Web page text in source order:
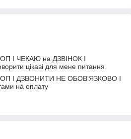
I ЧЕКАЮ на ДЗВІНОК I
цікаві для мене питання
I ДЗВОНИТИ НЕ ОБОВ'ЯЗКОВО I
на оплату